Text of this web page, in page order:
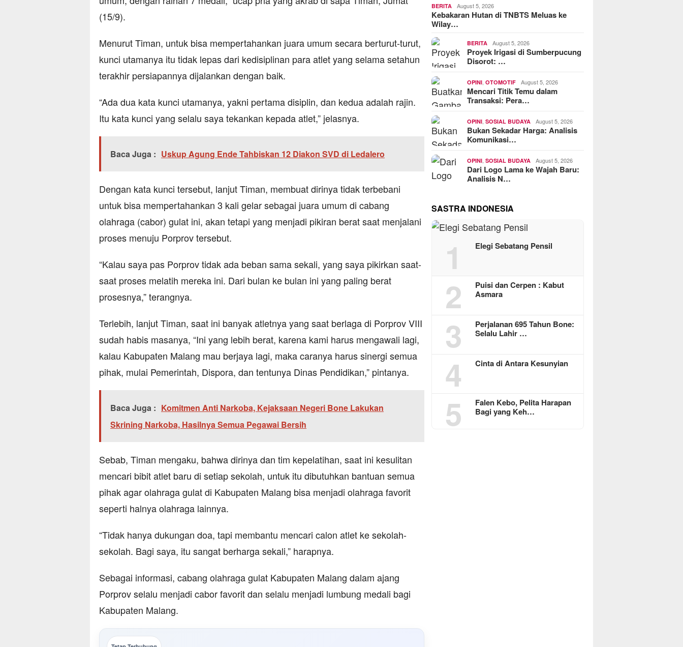
(15/9).
Menurut Timan, untuk bisa mempertahankan juara umum secara berturut-turut,
kunci utamanya itu tidak lepas dari kedisiplinan para atlet yang selama setahun
terakhir persiapannya dijalankan dengan baik.
“Ada dua kata kunci utamanya, yakni pertama disiplin, dan kedua adalah rajin.
Itu kata kunci yang selalu saya tekankan kepada atlet,” jelasnya.
Baca Juga : Uskup Agung Ende Tahbiskan 12 Diakon SVD di Ledalero
Dengan kata kunci tersebut, lanjut Timan, membuat dirinya tidak terbebani
untuk bisa mempertahankan 3 kali gelar sebagai juara umum di cabang
olahraga (cabor) gulat ini, akan tetapi yang menjadi pikiran berat saat menjalani
proses menuju Porprov tersebut.
“Kalau saya pas Porprov tidak ada beban sama sekali, yang saya pikirkan saat-
saat proses melatih mereka ini. Dari bulan ke bulan ini yang paling berat
prosesnya,” terangnya.
Terlebih, lanjut Timan, saat ini banyak atletnya yang saat berlaga di Porprov VIII
sudah habis masanya, “Ini yang lebih berat, karena kami harus mengawali lagi,
kalau Kabupaten Malang mau berjaya lagi, maka caranya harus sinergi semua
pihak, mulai Pemerintah, Dispora, dan tentunya Dinas Pendidikan,” pintanya.
Baca Juga : Komitmen Anti Narkoba, Kejaksaan Negeri Bone Lakukan
Skrining Narkoba, Hasilnya Semua Pegawai Bersih
Sebab, Timan mengaku, bahwa dirinya dan tim kepelatihan, saat ini kesulitan
mencari bibit atlet baru di setiap sekolah, untuk itu dibutuhkan bantuan semua
pihak agar olahraga gulat di Kabupaten Malang bisa menjadi olahraga favorit
seperti halnya olahraga lainnya.
“Tidak hanya dukungan doa, tapi membantu mencari calon atlet ke sekolah-
sekolah. Bagi saya, itu sangat berharga sekali,” harapnya.
Sebagai informasi, cabang olahraga gulat Kabupaten Malang dalam ajang
Porprov selalu menjadi cabor favorit dan selalu menjadi lumbung medali bagi
Kabupaten Malang.
BERITA August 5, 2026
Kebakaran Hutan di TNBTS Meluas ke
Wilay…
BERITA August 5, 2026
Proyek Irigasi di Sumberpucung
Disorot: …
OPINI ,OTOMOTIF August 5, 2026
Mencari Titik Temu dalam
Transaksi: Pera…
OPINI ,SOSIAL BUDAYA August 5, 2026
Bukan Sekadar Harga: Analisis
Komunikasi…
OPINI ,SOSIAL BUDAYA August 5, 2026
Dari Logo Lama ke Wajah Baru:
Analisis N…
SASTRA INDONESIA
1 Elegi Sebatang Pensil
2
Puisi dan Cerpen : Kabut
Asmara
3
Perjalanan 695 Tahun Bone:
Selalu Lahir …
4 Cinta di Antara Kesunyian
5
Falen Kebo, Pelita Harapan
Bagi yang Keh…